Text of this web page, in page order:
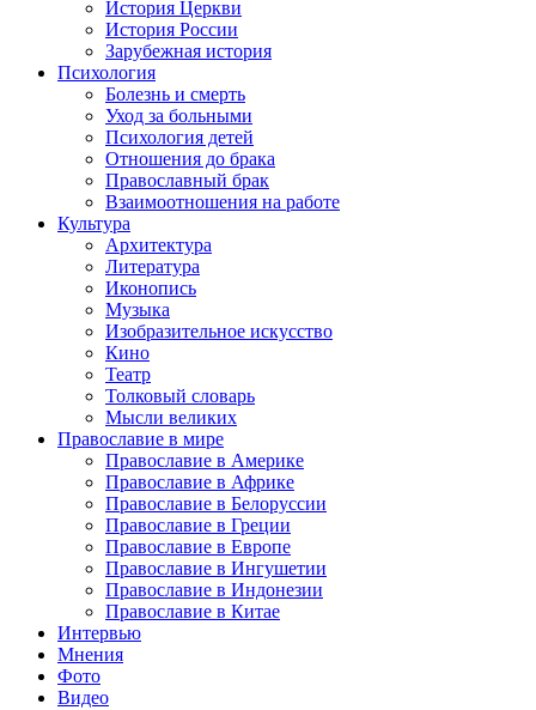
История Церкви
История России
Зарубежная история
Психология
Болезнь и смерть
Уход за больными
Психология детей
Отношения до брака
Православный брак
Взаимоотношения на работе
Культура
Архитектура
Литература
Иконопись
Музыка
Изобразительное искусство
Кино
Театр
Толковый словарь
Мысли великих
Православие в мире
Православие в Америке
Православие в Африке
Православие в Белоруссии
Православие в Греции
Православие в Европе
Православие в Ингушетии
Православие в Индонезии
Православие в Китае
Интервью
Мнения
Фото
Видео